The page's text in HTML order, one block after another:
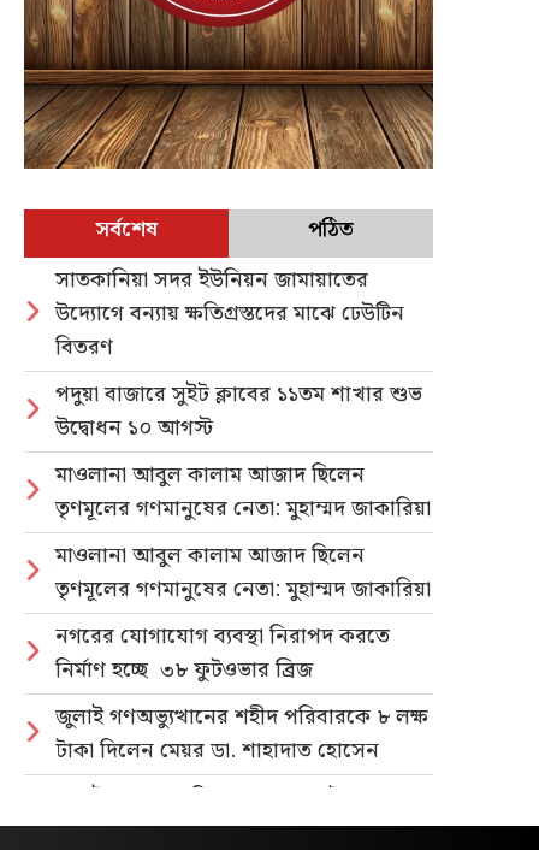
সর্বশেষ
পঠিত
সাতকানিয়া সদর ইউনিয়ন জামায়াতের
উদ্যোগে বন্যায় ক্ষতিগ্রস্তদের মাঝে ঢেউটিন
বিতরণ
পদুয়া বাজারে সুইট ক্লাবের ১১তম শাখার শুভ
উদ্বোধন ১০ আগস্ট
মাওলানা আবুল কালাম আজাদ ছিলেন
তৃণমূলের গণমানুষের নেতা: মুহাম্মদ জাকারিয়া
মাওলানা আবুল কালাম আজাদ ছিলেন
তৃণমূলের গণমানুষের নেতা: মুহাম্মদ জাকারিয়া
নগরের যোগাযোগ ব্যবস্থা নিরাপদ করতে
নির্মাণ হচ্ছে ৩৮ ফুটওভার ব্রিজ
জুলাই গণঅভ্যুত্থানের শহীদ পরিবারকে ৮ লক্ষ
টাকা দিলেন মেয়র ডা. শাহাদাত হোসেন
জুলাই গণহত্যার বিচার ও গণভোটের গণরায়
বাস্তবায়নের দাবিতে জাতীয় ছাত্রশক্তির